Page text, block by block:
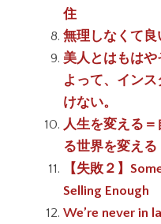
住
無理しなくて良
美人とはもはや
よって、イン
けない。
人生を変える
る世界を変える
【失敗２】
Selling Enough
We’re never in